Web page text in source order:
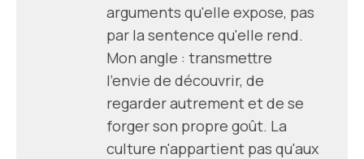
arguments qu'elle expose, pas
par la sentence qu'elle rend.
Mon angle : transmettre
l'envie de découvrir, de
regarder autrement et de se
forger son propre goût. La
culture n'appartient pas qu'aux